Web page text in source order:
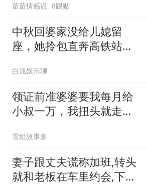
苗苗情感说 8跟贴
中秋回婆家没给儿媳留
座，她拎包直奔高铁站，
白浅娱乐聊
领证前准婆婆要我每月给
小叔一万，我扭头就走，
雪姐故事多
妻子跟丈夫谎称加班,转头
就和老板在车里约会,下秒